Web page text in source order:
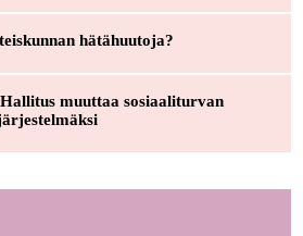
hätähuutoja?
muuttaa sosiaaliturvan